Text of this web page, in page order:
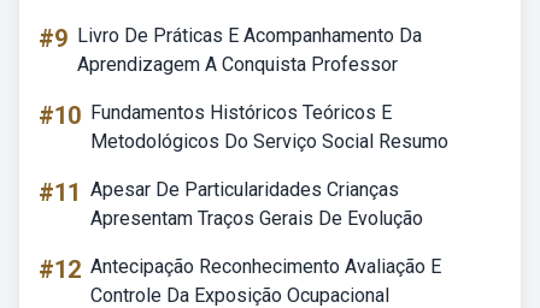
#9 Livro De Práticas E Acompanhamento Da
Aprendizagem A Conquista Professor
#10 Fundamentos Históricos Teóricos E
Metodológicos Do Serviço Social Resumo
#11 Apesar De Particularidades Crianças
Apresentam Traços Gerais De Evolução
#12 Antecipação Reconhecimento Avaliação E
Controle Da Exposição Ocupacional